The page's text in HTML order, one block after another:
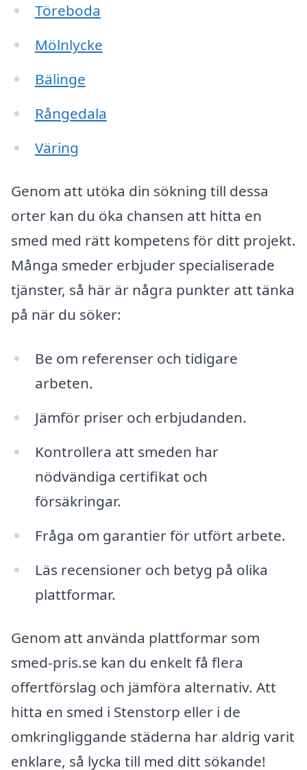
Töreboda
Mölnlycke
Bälinge
Rångedala
Väring
Genom att utöka din sökning till dessa
orter kan du öka chansen att hitta en
smed med rätt kompetens för ditt projekt.
Många smeder erbjuder specialiserade
tjänster, så här är några punkter att tänka
på när du söker:
Be om referenser och tidigare
arbeten.
Jämför priser och erbjudanden.
Kontrollera att smeden har
nödvändiga certifikat och
försäkringar.
Fråga om garantier för utfört arbete.
Läs recensioner och betyg på olika
plattformar.
Genom att använda plattformar som
smed-pris.se kan du enkelt få flera
offertförslag och jämföra alternativ. Att
hitta en smed i Stenstorp eller i de
omkringliggande städerna har aldrig varit
enklare, så lycka till med ditt sökande!